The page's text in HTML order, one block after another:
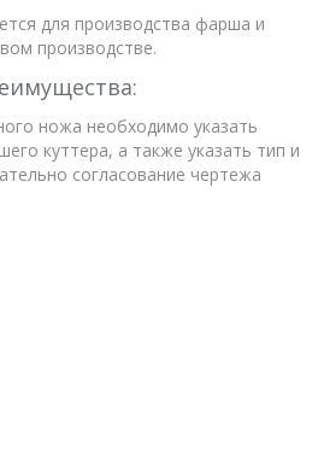
для производства фарша и
производстве.
ножа необходимо указать
куттера, а также указать тип и
согласование чертежа